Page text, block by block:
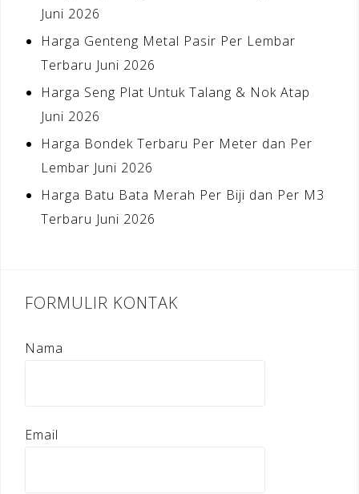
Juni 2026
Harga Genteng Metal Pasir Per Lembar
Terbaru Juni 2026
Harga Seng Plat Untuk Talang & Nok Atap
Juni 2026
Harga Bondek Terbaru Per Meter dan Per
Lembar Juni 2026
Harga Batu Bata Merah Per Biji dan Per M3
Terbaru Juni 2026
FORMULIR KONTAK
Nama
Email